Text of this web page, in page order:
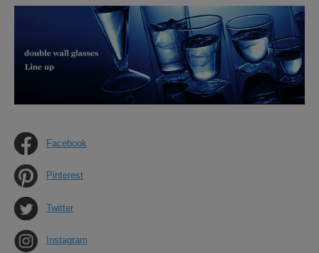
Facebook
Pinterest
Twitter
Instagram